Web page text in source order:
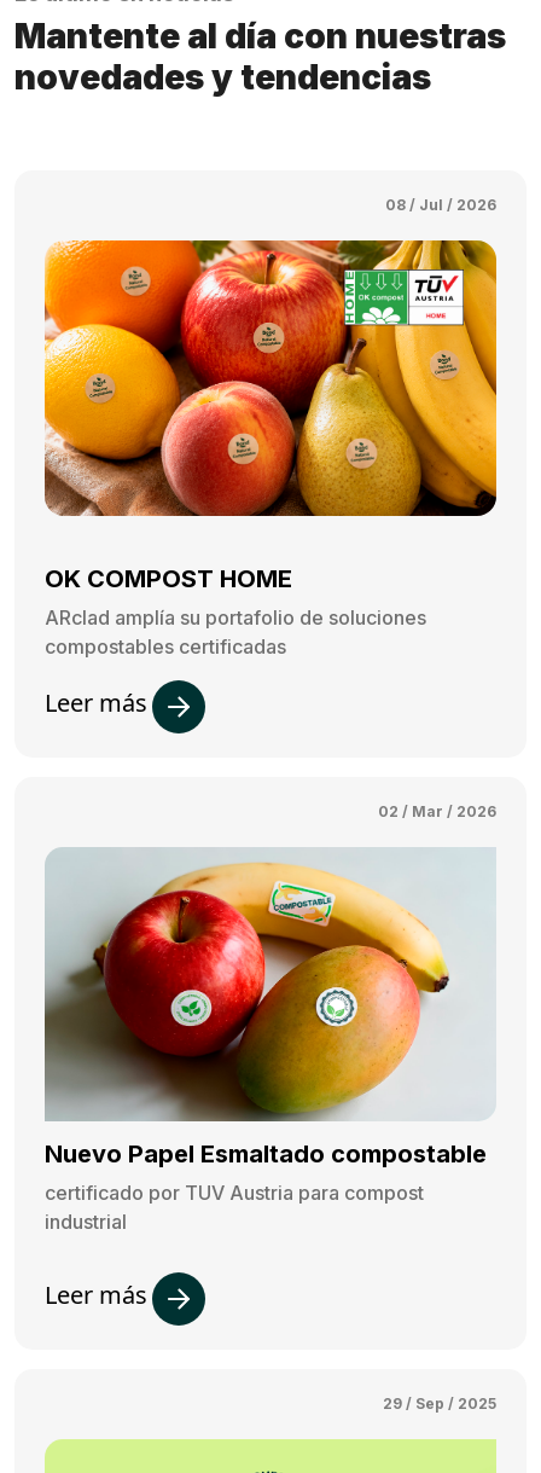
Mantente al día con nuestras
novedades y tendencias
08 / Jul / 2026
OK COMPOST HOME
ARclad amplía su portafolio de soluciones
compostables certificadas
Leer más
02 / Mar / 2026
Nuevo Papel Esmaltado compostable
certificado por TUV Austria para compost
industrial
Leer más
29 / Sep / 2025